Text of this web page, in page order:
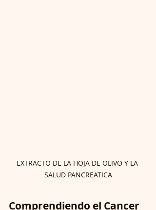
EXTRACTO DE LA HOJA DE OLIVO Y LA
SALUD PANCREATICA
Comprendiendo el Cancer